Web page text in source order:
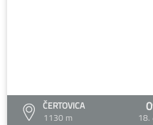
ČERTOVICA
1130 m
18.